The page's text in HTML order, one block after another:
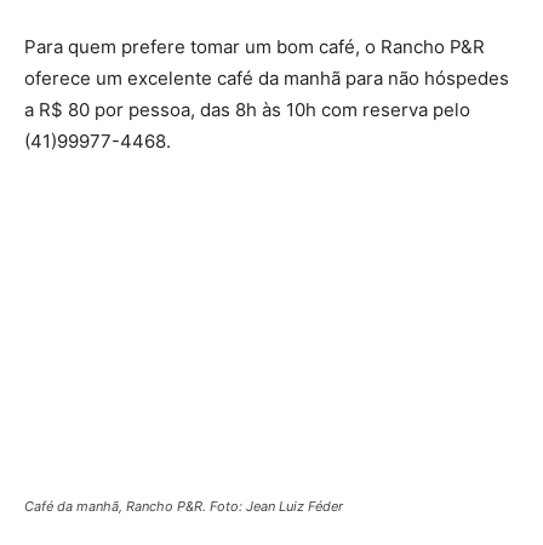
Para quem prefere tomar um bom café, o Rancho P&R
oferece um excelente café da manhã para não hóspedes
a R$ 80 por pessoa, das 8h às 10h com reserva pelo
(41)99977-4468.
Café da manhã, Rancho P&R. Foto: Jean Luiz Féder